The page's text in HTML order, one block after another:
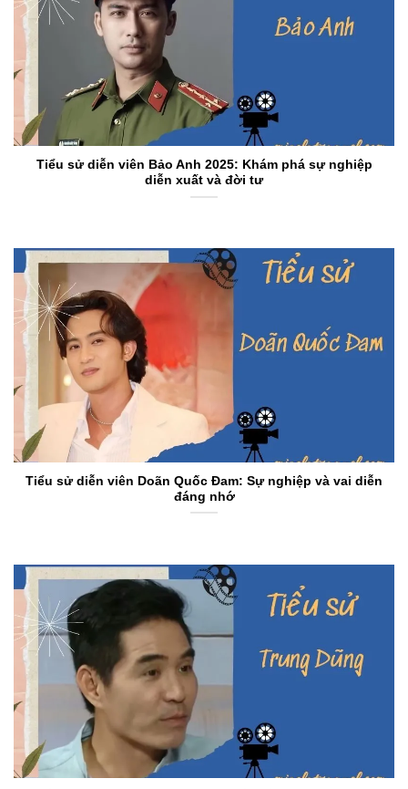
Tiểu sử diễn viên Bảo Anh 2025: Khám phá sự nghiệp
diễn xuất và đời tư
Tiểu sử diễn viên Doãn Quốc Đam: Sự nghiệp và vai diễn
đáng nhớ